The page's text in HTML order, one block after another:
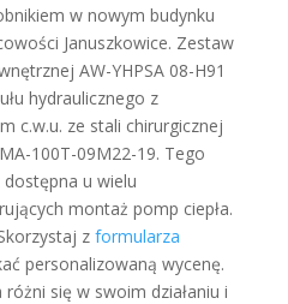
w nowym budynku
Januszkowice. Zestaw
AW-YHPSA 08-H91
hydraulicznego z
c.w.u. ze stali chirurgicznej
100T-09M22-19. Tego
u wielu
montaż pomp ciepła.
z formularza
personalizowaną wycenę.
się w swoim działaniu i